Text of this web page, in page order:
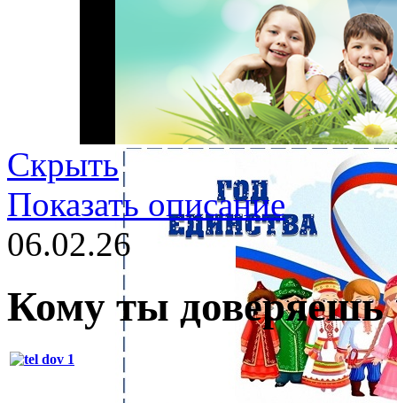
Скрыть
Показать описание
06.02.26
Кому ты доверяешь